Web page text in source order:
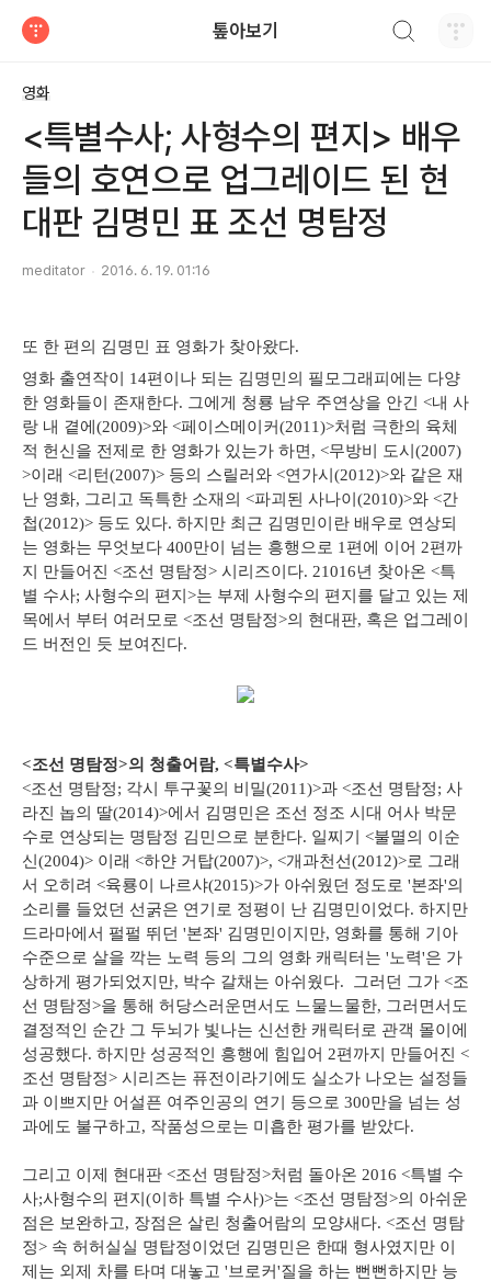
톺아보기
영화
<특별수사; 사형수의 편지> 배우
들의 호연으로 업그레이드 된 현
대판 김명민 표 조선 명탐정
meditator 2016. 6. 19. 01:16
또 한 편의 김명민 표 영화가 찾아왔다.
영화 출연작이 14편이나 되는 김명민의 필모그래피에는 다양
한 영화들이 존재한다. 그에게 청룡 남우 주연상을 안긴 <내 사
랑 내 곁에(2009)>와 <페이스메이커(2011)>처럼 극한의 육체
적 헌신을 전제로 한 영화가 있는가 하면, <무방비 도시(2007)
>이래 <리턴(2007)> 등의 스릴러와 <연가시(2012)>와 같은 재
난 영화, 그리고 독특한 소재의 <파괴된 사나이(2010)>와 <간
첩(2012)> 등도 있다. 하지만 최근 김명민이란 배우로 연상되
는 영화는 무엇보다 400만이 넘는 흥행으로 1편에 이어 2편까
지 만들어진 <조선 명탐정> 시리즈이다. 21016년 찾아온 <특
별 수사; 사형수의 편지>는 부제 사형수의 편지를 달고 있는 제
목에서 부터 여러모로 <조선 명탐정>의 현대판, 혹은 업그레이
드 버전인 듯 보여진다.
<조선 명탐정>의 청출어람, <특별수사>
<조선 명탐정; 각시 투구꽃의 비밀(2011)>과 <조선 명탐정; 사
라진 놉의 딸(2014)>에서 김명민은 조선 정조 시대 어사 박문
수로 연상되는 명탐정 김민으로 분한다. 일찌기 <불멸의 이순
신(2004)> 이래 <하얀 거탑(2007)>, <개과천선(2012)>로 그래
서 오히려 <육룡이 나르샤(2015)>가 아쉬웠던 정도로 '본좌'의
소리를 들었던 선굵은 연기로 정평이 난 김명민이었다. 하지만
드라마에서 펄펄 뛰던 '본좌' 김명민이지만, 영화를 통해 기아
수준으로 살을 깍는 노력 등의 그의 영화 캐릭터는 '노력'은 가
상하게 평가되었지만, 박수 갈채는 아쉬웠다. 그러던 그가 <조
선 명탐정>을 통해 허당스러운면서도 느물느물한, 그러면서도
결정적인 순간 그 두뇌가 빛나는 신선한 캐릭터로 관객 몰이에
성공했다. 하지만 성공적인 흥행에 힘입어 2편까지 만들어진 <
조선 명탐정> 시리즈는 퓨전이라기에도 실소가 나오는 설정들
과 이쁘지만 어설픈 여주인공의 연기 등으로 300만을 넘는 성
과에도 불구하고, 작품성으로는 미흡한 평가를 받았다.
그리고 이제 현대판 <조선 명탐정>처럼 돌아온 2016 <특별 수
사;사형수의 편지(이하 특별 수사)>는 <조선 명탐정>의 아쉬운
점은 보완하고, 장점은 살린 청출어람의 모양새다. <조선 명탐
정> 속 허허실실 명탑정이었던 김명민은 한때 형사였지만 이
제는 외제 차를 타며 대놓고 '브로커'질을 하는 뻔뻔하지만 능